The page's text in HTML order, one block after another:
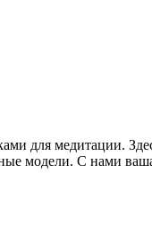
для медитации.
модели. С нами